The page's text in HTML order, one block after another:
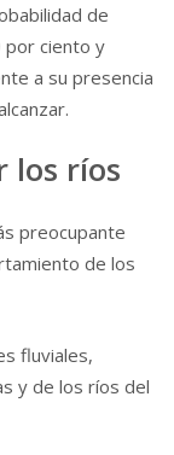
de
por ciento y
a su presencia
los ríos
preocupante
de los
fluviales,
y de los ríos del